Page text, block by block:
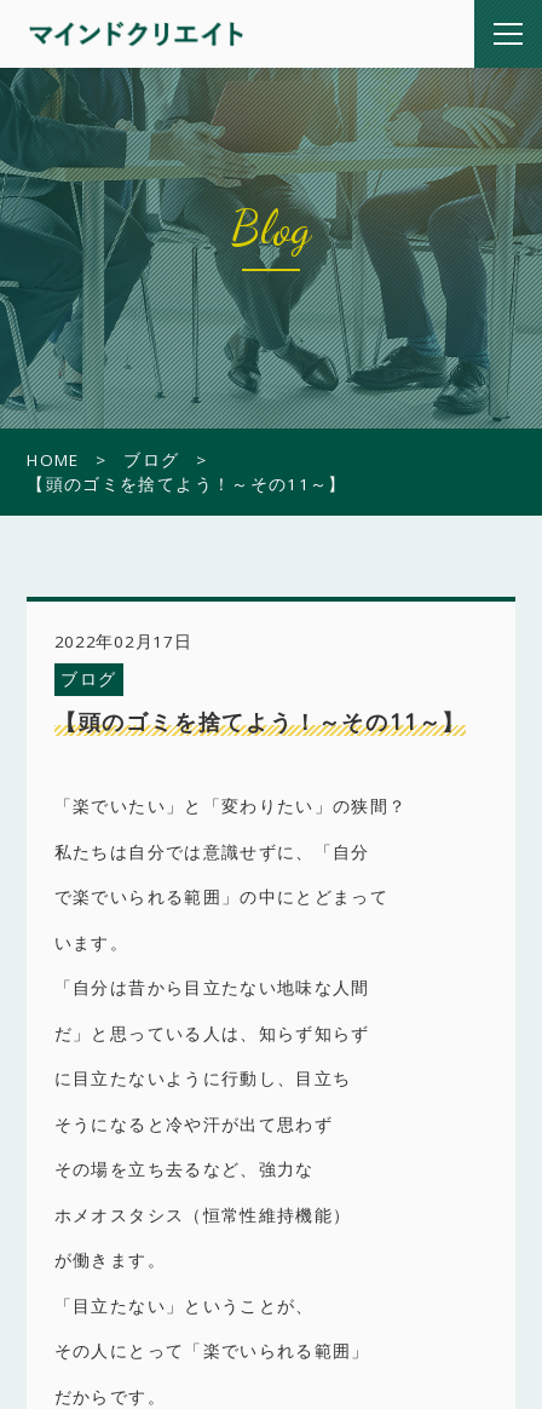
Blog
HOME
ブログ
【頭のゴミを捨てよう！～その11～】
2022年02月17日
ブログ
【頭のゴミを捨てよう！～その11～】
「楽でいたい」と「変わりたい」の狭間？
私たちは自分では意識せずに、「自分
で楽でいられる範囲」の中にとどまって
います。
「自分は昔から目立たない地味な人間
だ」と思っている人は、知らず知らず
に目立たないように行動し、目立ち
そうになると冷や汗が出て思わず
その場を立ち去るなど、強力な
ホメオスタシス（恒常性維持機能）
が働きます。
「目立たない」ということが、
その人にとって「楽でいられる範囲」
だからです。